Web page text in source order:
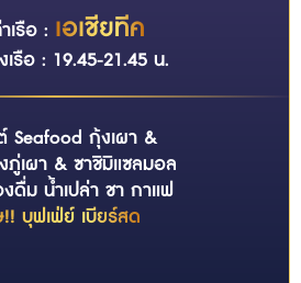
เรือ : เอเชียทีค
เรือ : 19.45-21.45 น.
Seafood กุ้งเผา &
ภู่เผา & ซาชิมิแซลมอล
งดื่ม น้ำเปล่า ชา กาแฟ
บุฟเฟ่ย์ เบียร์สด